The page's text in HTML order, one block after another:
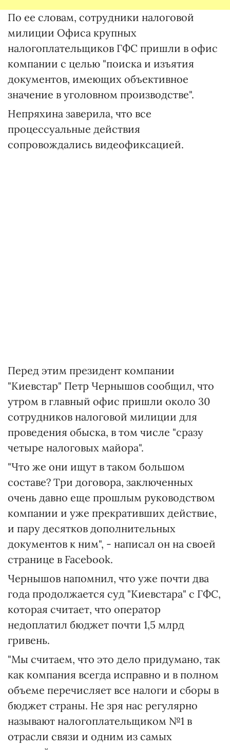
По ее словам, сотрудники налоговой
милиции Офиса крупных
налогоплательщиков ГФС пришли в офис
компании с целью "поиска и изъятия
документов, имеющих объективное
значение в уголовном производстве".
Непряхина заверила, что все
процессуальные действия
сопровождались видеофиксацией.
Перед этим президент компании
"Киевстар" Петр Чернышов сообщил, что
утром в главный офис пришли около 30
сотрудников налоговой милиции для
проведения обыска, в том числе "сразу
четыре налоговых майора".
"Что же они ищут в таком большом
составе? Три договора, заключенных
очень давно еще прошлым руководством
компании и уже прекративших действие,
и пару десятков дополнительных
документов к ним", - написал он на своей
странице в Facebook.
Чернышов напомнил, что уже почти два
года продолжается суд "Киевстара" с ГФС,
которая считает, что оператор
недоплатил бюджет почти 1,5 млрд
гривень.
"Мы считаем, что это дело придумано, так
как компания всегда исправно и в полном
объеме перечисляет все налоги и сборы в
бюджет страны. Не зря нас регулярно
называют налогоплательщиком №1 в
отрасли связи и одним из самых